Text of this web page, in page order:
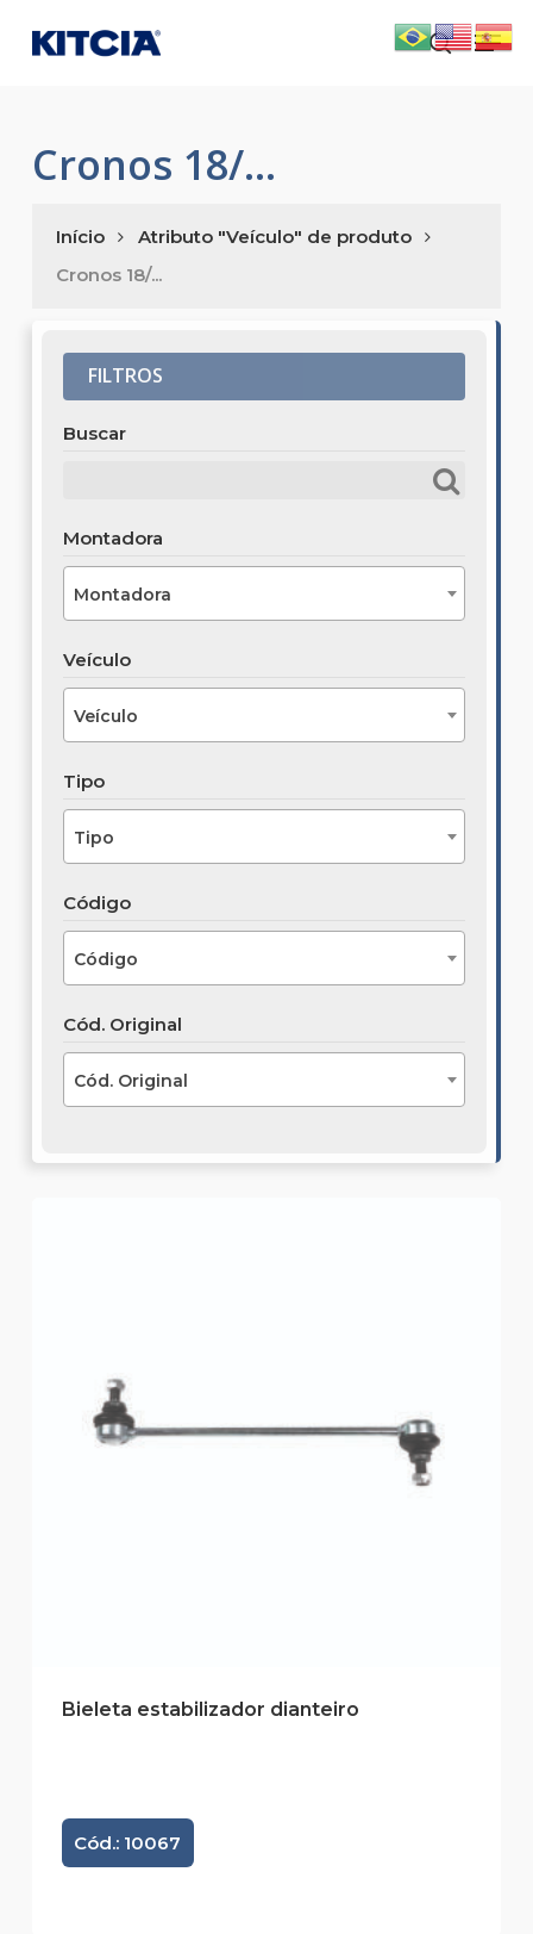
main
search
Cronos 18/...
Início
Atributo "Veículo" de produto
Cronos 18/...
FILTROS
Buscar
Montadora
Montadora
Veículo
Veículo
Tipo
Tipo
Código
Código
Cód. Original
Cód. Original
Bieleta estabilizador dianteiro
Cód.: 10067